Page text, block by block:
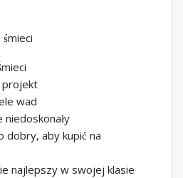
projekt
wad
niedoskonały
dobry, aby kupić na
najlepszy w swojej klasie